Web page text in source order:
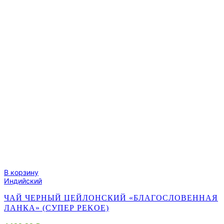
В корзину
Индийский
ЧАЙ ЧЕРНЫЙ ЦЕЙЛОНСКИЙ «БЛАГОСЛОВЕННАЯ
ЛАНКА» (СУПЕР PEKOE)